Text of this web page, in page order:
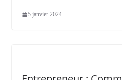
5 janvier 2024